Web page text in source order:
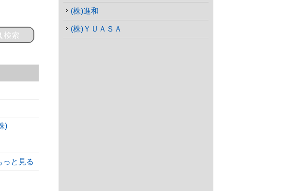
)
っと見る
(株)進和
(株)ＹＵＡＳＡ